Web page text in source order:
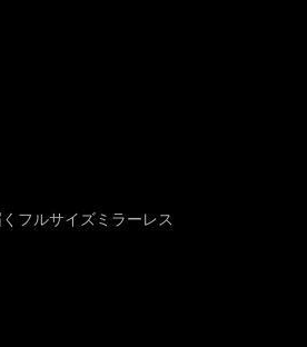
フルサイズミラーレス